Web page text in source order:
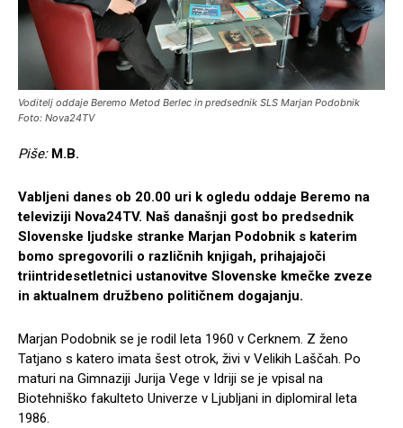
Voditelj oddaje Beremo Metod Berlec in predsednik SLS Marjan Podobnik
Foto: Nova24TV
Piše: M.B.
Vabljeni danes ob 20.00 uri k ogledu oddaje Beremo na
televiziji Nova24TV. Naš današnji gost bo predsednik
Slovenske ljudske stranke Marjan Podobnik s katerim
bomo spregovorili o različnih knjigah, prihajajoči
triintridesetletnici ustanovitve Slovenske kmečke zveze
in aktualnem družbeno političnem dogajanju.
Marjan Podobnik se je rodil leta 1960 v Cerknem. Z ženo
Tatjano s katero imata šest otrok, živi v Velikih Laščah. Po
maturi na Gimnaziji Jurija Vege v Idriji se je vpisal na
Biotehniško fakulteto Univerze v Ljubljani in diplomiral leta
1986.